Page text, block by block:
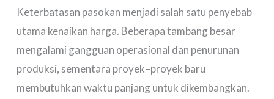
Keterbatasan pasokan menjadi salah satu penyebab
utama kenaikan harga. Beberapa tambang besar
mengalami gangguan operasional dan penurunan
produksi, sementara proyek–proyek baru
membutuhkan waktu panjang untuk dikembangkan.